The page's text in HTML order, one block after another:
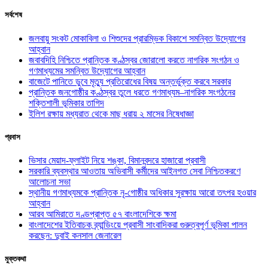
সর্বশেষ
জলবায়ু সংকট মোকাবিলা ও শিশুদের প্রারম্ভিক বিকাশে সমন্বিত উদ্যোগের
আহ্বান
জবাবদিহি নিশ্চিতে প্রান্তিক কণ্ঠস্বর জোরালো করতে নাগরিক সংগঠন ও
গণমাধ্যমের সমন্বিত উদ্যোগের আহ্বান
বাজেটে পানিতে ডুবে মৃত্যু প্রতিরোধের বিষয় অন্তর্ভুক্ত করবে সরকার
প্রান্তিক জনগোষ্ঠীর কণ্ঠস্বর তুলে ধরতে গণমাধ্যম–নাগরিক সংগঠনের
শক্তিশালী ভূমিকার তাগিদ
ইলিশ রক্ষায় মধ্যরাত থেকে মাছ ধরায় ২ মাসের নিষেধাজ্ঞা
প্রবাস
ভিসার মেয়াদ-ফ্লাইট নিয়ে শঙ্কা, বিমানবন্দরে হাজারো প্রবাসী
সরকারি ব্যবস্থার আওতায় অভিবাসী কর্মীদের আইনগত সেবা নিশ্চিতকরণে
আলোচনা সভা
স্থানীয় গণমাধ্যমকে প্রান্তিক নৃ-গোষ্ঠীর অধিকার সুরক্ষায় আরো তৎপর হওয়ার
আহ্বান
আরব আমিরাতে দণ্ডপ্রাপ্ত ৫৭ বাংলাদেশিকে ক্ষমা
বাংলাদেশের ইতিবাচক ব্র্যান্ডিংয়ে প্রবাসী সাংবাদিকরা গুরুত্বপূর্ণ ভূমিকা পালন
করছেন: দুবাই কনসাল জেনারেল
মুক্তকথা